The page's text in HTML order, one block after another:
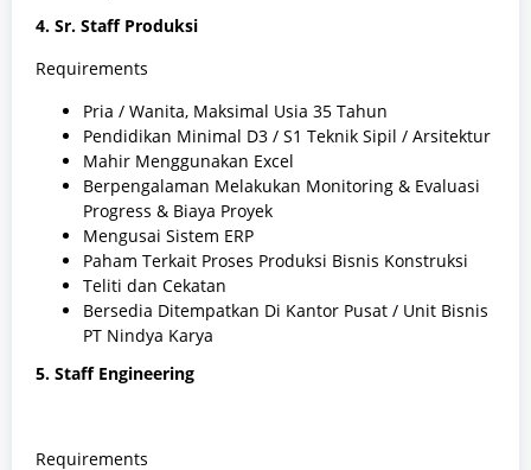
4. Sr. Staff Produksi
Requirements
Pria / Wanita, Maksimal Usia 35 Tahun
Pendidikan Minimal D3 / S1 Teknik Sipil / Arsitektur
Mahir Menggunakan Excel
Berpengalaman Melakukan Monitoring & Evaluasi
Progress & Biaya Proyek
Mengusai Sistem ERP
Paham Terkait Proses Produksi Bisnis Konstruksi
Teliti dan Cekatan
Bersedia Ditempatkan Di Kantor Pusat / Unit Bisnis
PT Nindya Karya
5. Staff Engineering
Requirements